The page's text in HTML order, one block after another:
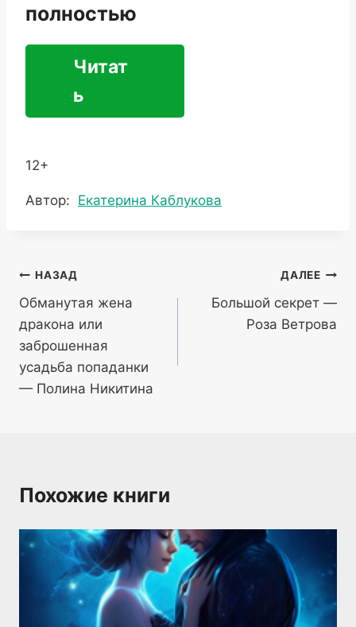
полностью
Читат
ь
12+
Метки
Автор: Екатерина Каблукова
Навигация
по
записям
НАЗАД
Обманутая жена
дракона или
заброшенная
усадьба попаданки
— Полина Никитина
ДАЛЕЕ
Большой секрет —
Роза Ветрова
Похожие книги